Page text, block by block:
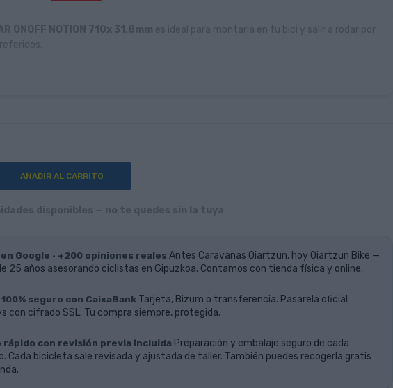
AÑADIR AL CARRITO
en Google · +200 opiniones reales Antes Caravanas Oiartzun, hoy Oiartzun Bike —
25 años asesorando ciclistas en Gipuzkoa. Contamos con tienda física y online.
seguro con CaixaBank Tarjeta, Bizum o transferencia. Pasarela oficial
con cifrado SSL. Tu compra siempre, protegida.
rápido con revisión previa incluida Preparación y embalaje seguro de cada
Cada bicicleta sale revisada y ajustada de taller. También puedes recogerla gratis